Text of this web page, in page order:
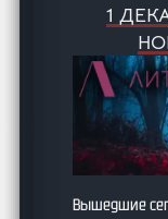
1
Вышедшие